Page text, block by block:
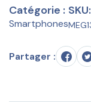
Catégorie :
Smartphones
SKU:
Partager :